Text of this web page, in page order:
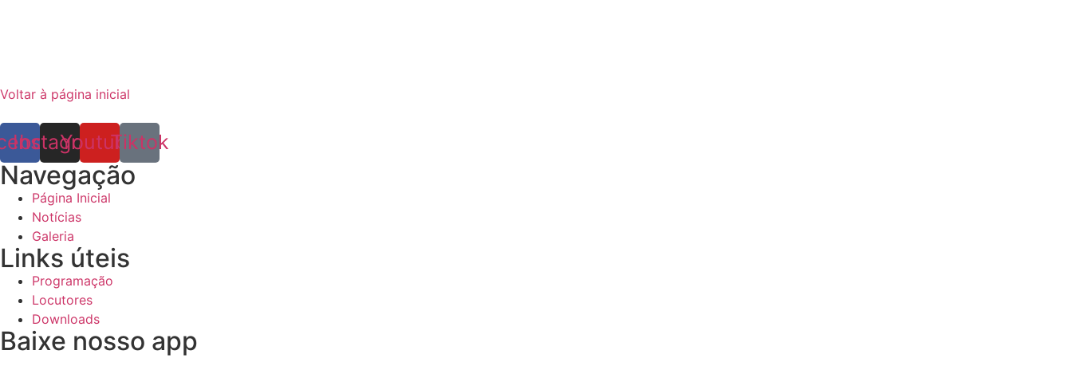
Voltar à página inicial
Instagram
YoutubeTiktok
Navegação
Página Inicial
Notícias
Galeria
Links úteis
Programação
Locutores
Downloads
Baixe nosso app